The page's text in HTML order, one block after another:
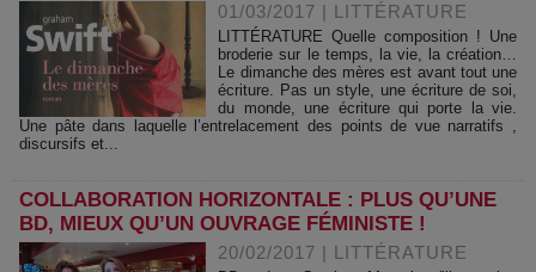
01/03/2017 | LITTÉRATURE
LITTÉRATURE Quelle composition ! Une
broderie sur le temps, la vie, la création…
Le dimanche des mères est avant tout une
écriture. Pas un style, une écriture de soi,
du monde, une écriture qui porte la vie.
Une pâte dans laquelle l’entrelacement des points de vue narratifs ,
discursifs et...
COLLABORATION HORIZONTALE : PLUS QU’UNE
BD, MIEUX QU’UN OUVRAGE FÉMINISTE !
20/02/2017 | LITTÉRATURE